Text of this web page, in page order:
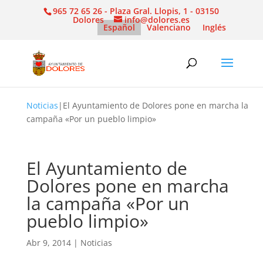
965 72 65 26 - Plaza Gral. Llopis, 1 - 03150
Dolores info@dolores.es
Español Valenciano Inglés
Noticias | El Ayuntamiento de Dolores pone en marcha la
campaña «Por un pueblo limpio»
El Ayuntamiento de
Dolores pone en marcha
la campaña «Por un
pueblo limpio»
Abr 9, 2014| Noticias